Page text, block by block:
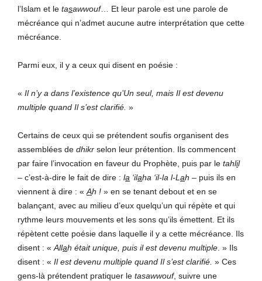
l’Islam et le tasawwouf… Et leur parole est une parole de
mécréance qui n’admet aucune autre interprétation que cette
mécréance.
Parmi eux, il y a ceux qui disent en poésie :
« Il n’y a dans l’existence qu’Un seul, mais Il est devenu
multiple quand Il s’est clarifié. »
Certains de ceux qui se prétendent soufis organisent des
assemblées de dhikr selon leur prétention. Ils commencent
par faire l’invocation en faveur du Prophète, puis par le tahlil
– c’est-à-dire le fait de dire : la ‘ilaha ‘il-la l-L ah – puis ils en
viennent à dire : « Ah ! » en se tenant debout et en se
balançant, avec au milieu d’eux quelqu’un qui répète et qui
rythme leurs mouvements et les sons qu’ils émettent. Et ils
répètent cette poésie dans laquelle il y a cette mécréance. Ils
disent : « Allah était unique, puis il est devenu multiple . » Ils
disent : « Il est devenu multiple quand Il s’est clarifié. » Ces
gens-là prétendent pratiquer le tasawwouf, suivre une